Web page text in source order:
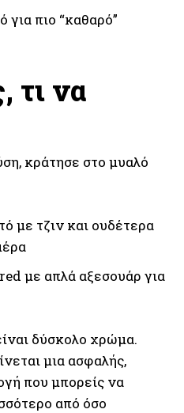
πιο “καθαρό”
τι να
κράτησε στο μυαλό
με τζιν και ουδέτερα
με απλά αξεσουάρ για
δύσκολο χρώμα.
μια ασφαλής,
που μπορείς να
από όσο